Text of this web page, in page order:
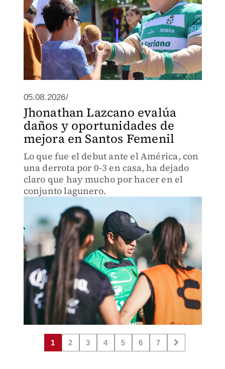
05.08.2026/
Jhonathan Lazcano evalúa
daños y oportunidades de
mejora en Santos Femenil
Lo que fue el debut ante el América, con
una derrota por 0-3 en casa, ha dejado
claro que hay mucho por hacer en el
conjunto lagunero.
1 2 3 4 5 6 7